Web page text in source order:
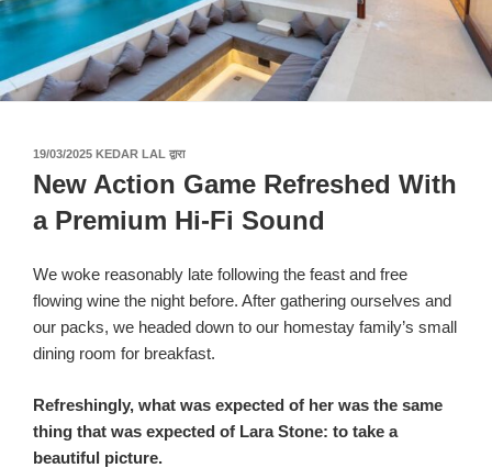
19/03/2025 पर
प्रकाशित
किया
KEDAR LAL द्वारा
New Action Game Refreshed With
a Premium Hi-Fi Sound
We woke reasonably late following the feast and free
flowing wine the night before. After gathering ourselves and
our packs, we headed down to our homestay family’s small
dining room for breakfast.
Refreshingly, what was expected of her was the same
thing that was expected of Lara Stone: to take a
beautiful picture.